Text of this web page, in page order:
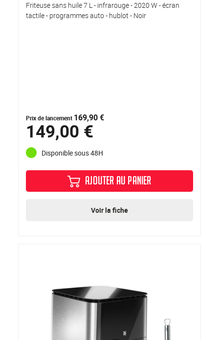
Friteuse sans huile 7 L - infrarouge - 2020 W - écran
tactile - programmes auto - hublot - Noir
Prix de lancement 169,90 €
149,00 €
Disponible sous 48H
AJOUTER AU PANIER
Voir la fiche